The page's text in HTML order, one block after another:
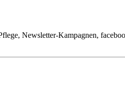
Newsletter-Kampagnen,